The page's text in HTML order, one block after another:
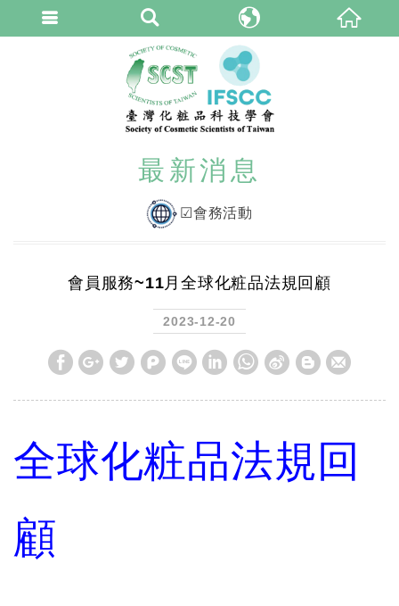
最新消息
☑會務活動
會員服務~11月全球化粧品法規回顧
2023-12-20
全球化粧品法規回
顧
繁體中文